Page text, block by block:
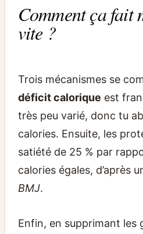
Comment ça fait
vite ?
Trois mécanismes se
déficit calorique est
très peu varié, donc tu
calories. Ensuite, les
satiété de 25 % par
calories égales, d’après
BMJ.
Enfin, en supprimant les